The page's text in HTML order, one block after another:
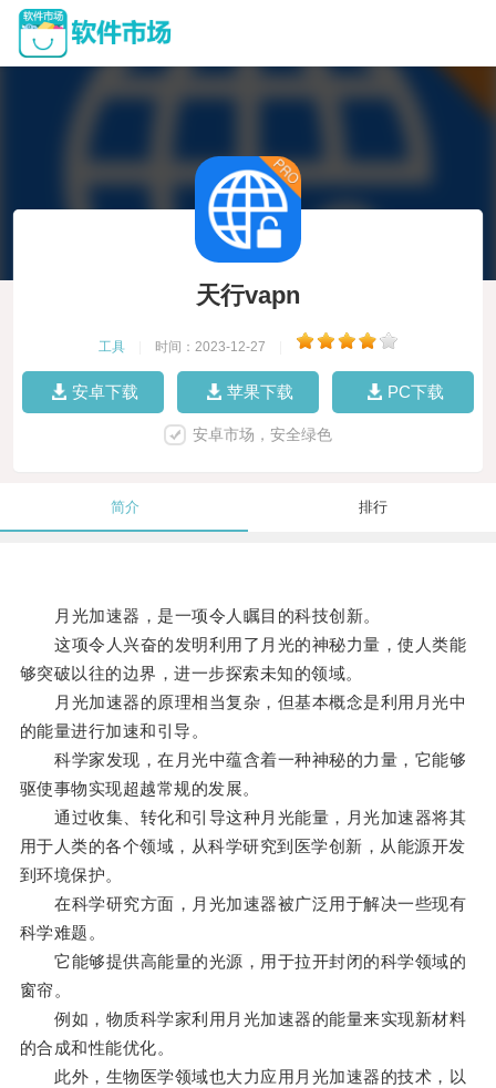
天行vapn
工具 时间：2023-12-27
安卓下载 苹果下载 PC下载
安卓市场，安全绿色
简介 排行
月光加速器，是一项令人瞩目的科技创新。
这项令人兴奋的发明利用了月光的神秘力量，使人类能
够突破以往的边界，进一步探索未知的领域。
月光加速器的原理相当复杂，但基本概念是利用月光中
的能量进行加速和引导。
科学家发现，在月光中蕴含着一种神秘的力量，它能够
驱使事物实现超越常规的发展。
通过收集、转化和引导这种月光能量，月光加速器将其
用于人类的各个领域，从科学研究到医学创新，从能源开发
到环境保护。
在科学研究方面，月光加速器被广泛用于解决一些现有
科学难题。
它能够提供高能量的光源，用于拉开封闭的科学领域的
窗帘。
例如，物质科学家利用月光加速器的能量来实现新材料
的合成和性能优化。
此外，生物医学领域也大力应用月光加速器的技术，以